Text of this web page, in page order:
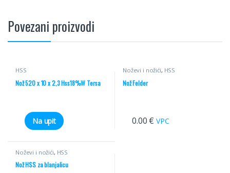
Povezani proizvodi
HSS
Nož 520 x 10 x 2,3 Hss18%W Tersa
Na upit
Noževi i nožići, HSS
Nož Felder
0.00 € VPC
Noževi i nožići, HSS
Nož HSS za blanjalicu